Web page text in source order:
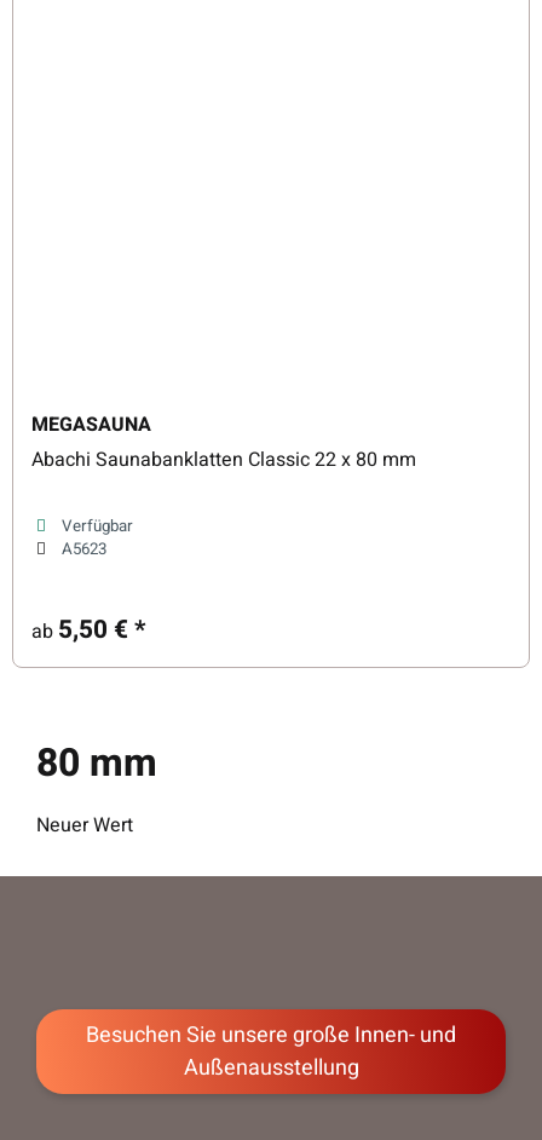
MEGASAUNA
Abachi Saunabanklatten Classic 22 x 80 mm
Verfügbar
A5623
ab 5,50 €*
80 mm
Neuer Wert
Besuchen Sie unsere große Innen- und
Außenausstellung